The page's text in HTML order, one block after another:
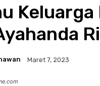
Keluarga
Maret 7, 2023